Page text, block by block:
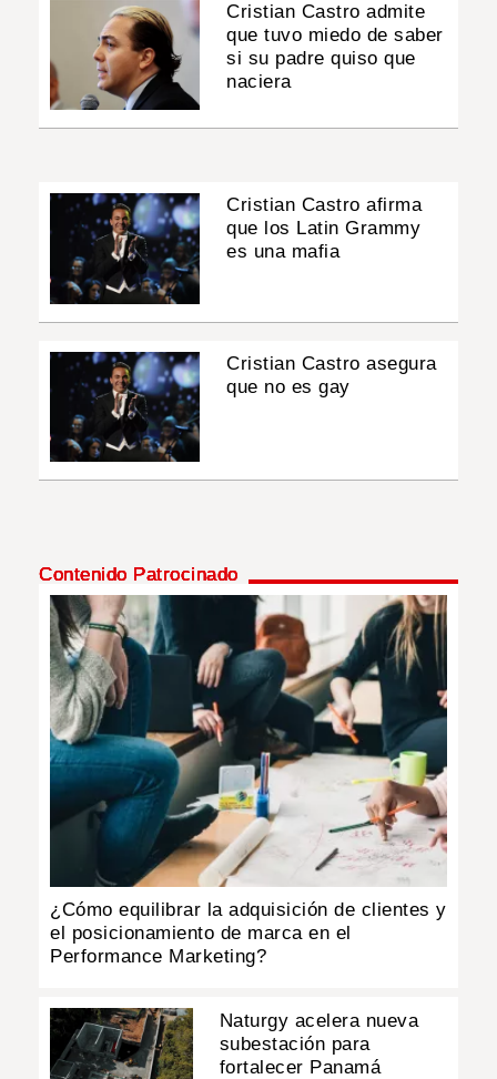
Cristian Castro admite
que tuvo miedo de saber
si su padre quiso que
naciera
Cristian Castro afirma
que los Latin Grammy
es una mafia
Cristian Castro asegura
que no es gay
Contenido Patrocinado
¿Cómo equilibrar la adquisición de clientes y
el posicionamiento de marca en el
Performance Marketing?
Naturgy acelera nueva
subestación para
fortalecer Panamá